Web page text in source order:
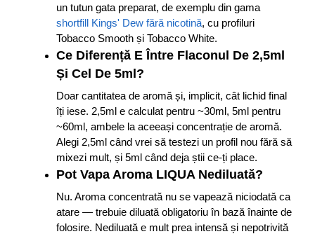
un tutun gata preparat, de exemplu din gama
shortfill Kings' Dew fără nicotină, cu profiluri
Tobacco Smooth și Tobacco White.
Ce Diferență E Între Flaconul De 2,5ml
Și Cel De 5ml?
Doar cantitatea de aromă și, implicit, cât lichid final
îți iese. 2,5ml e calculat pentru ~30ml, 5ml pentru
~60ml, ambele la aceeași concentrație de aromă.
Alegi 2,5ml când vrei să testezi un profil nou fără să
mixezi mult, și 5ml când deja știi ce-ți place.
Pot Vapa Aroma LIQUA Nediluată?
Nu. Aroma concentrată nu se vapează niciodată ca
atare — trebuie diluată obligatoriu în bază înainte de
folosire. Nediluată e mult prea intensă și nepotrivită